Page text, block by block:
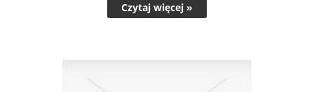
Czytaj więcej »